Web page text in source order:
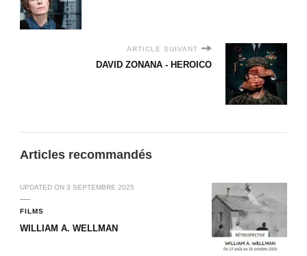
ARTICLE SUIVANT
DAVID ZONANA - HEROICO
Articles recommandés
UPDATED ON 3 SEPTEMBRE 2025
FILMS
WILLIAM A. WELLMAN